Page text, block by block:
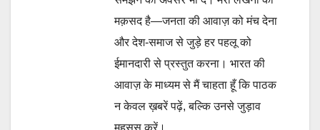
मक़सद है—जनता की आवाज़ को मंच देना
और देश-समाज से जुड़े हर पहलू को
ईमानदारी से प्रस्तुत करना। भारत की
आवाज़ के माध्यम से मैं चाहता हूँ कि पाठक
न केवल ख़बरें पढ़ें, बल्कि उनसे जुड़ाव